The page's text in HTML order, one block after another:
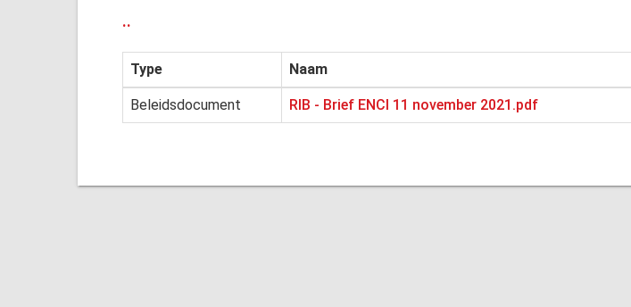
..
Type Naam
Beleidsdocument RIB - Brief ENCI 11 november 2021.pdf